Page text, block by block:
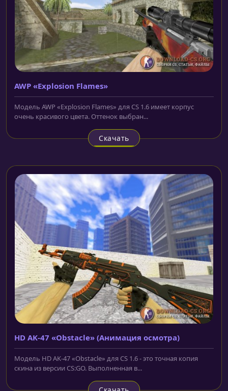
AWP «Explosion Flames»
Модель AWP «Explosion Flames» для CS 1.6 имеет корпус
очень красивого цвета. Оттенок выбран...
Скачать
HD AK-47 «Obstacle» (Анимация осмотра)
Модель HD AK-47 «Obstacle» для CS 1.6 - это точная копия
скина из версии CS:GO. Выполненная в...